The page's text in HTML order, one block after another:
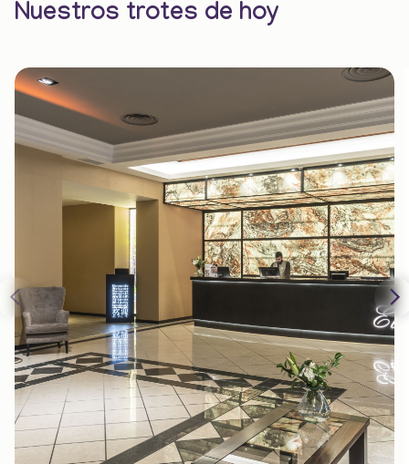
Nuestros trotes de hoy